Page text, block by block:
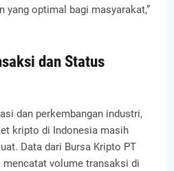
yang optimal bagi masyarakat,”
dan Status
dan perkembangan industri,
kripto di Indonesia masih
Data dari Bursa Kripto PT
mencatat volume transaksi di